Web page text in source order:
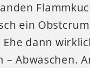
ein
dann
Abwaschen.